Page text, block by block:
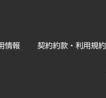
情報 契約約款・利用規約